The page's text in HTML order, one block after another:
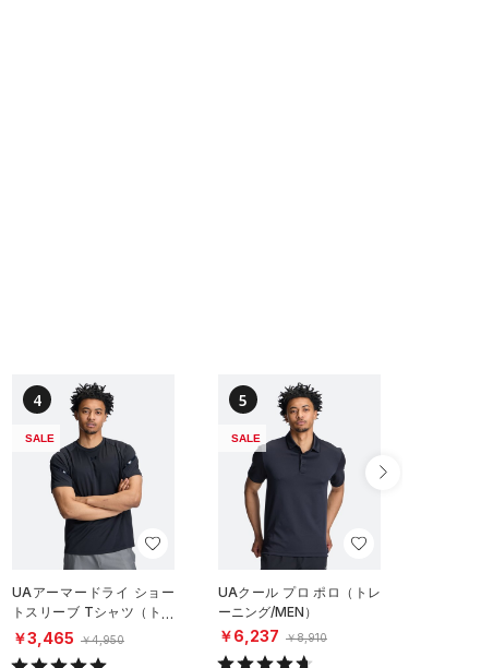
4
SALE
UAアーマードライ ショー
トスリーブ Tシャツ（トレ
ーニング/MEN）
￥3,465 ￥4,950
5
SALE
UAクール プロ ポロ（トレ
ーニング/MEN）
￥6,237 ￥8,910